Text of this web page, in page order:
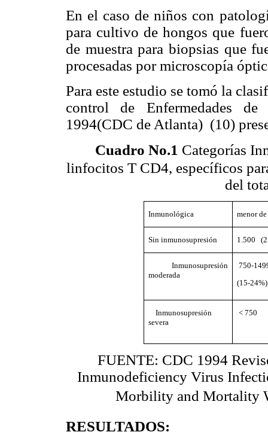
En el caso de niños con
para cultivo de hongos que
de muestra para biopsias que
procesadas por microscopía
Para este estudio se tomó la
control de Enfermedades
1994(CDC de Atlanta) (10)
Cuadro No.1 Categorías
linfocitos T CD4, específicos
del
Inmunológica menor
Sin inmunosupresión 1.500
Inmunosupresión
moderada
750-
(15-24%)
Inmunosupresión
severa
< 750
FUENTE: CDC 1994
Inmunodeficiency Virus
Morbility and Mortality
RESULTADOS: